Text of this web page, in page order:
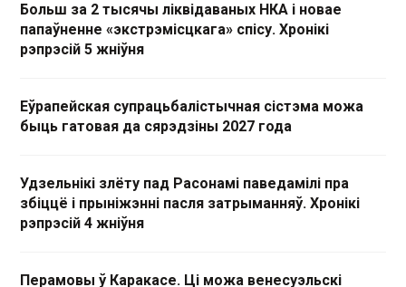
Больш за 2 тысячы ліквідаваных НКА і новае
папаўненне «экстрэмісцкага» спісу. Хронікі
рэпрэсій 5 жніўня
Еўрапейская супрацьбалістычная сістэма можа
быць гатовая да сярэдзіны 2027 года
Удзельнікі злёту пад Расонамі паведамілі пра
збіццё і прыніжэнні пасля затрыманняў. Хронікі
рэпрэсій 4 жніўня
Перамовы ў Каракасе. Ці можа венесуэльскі